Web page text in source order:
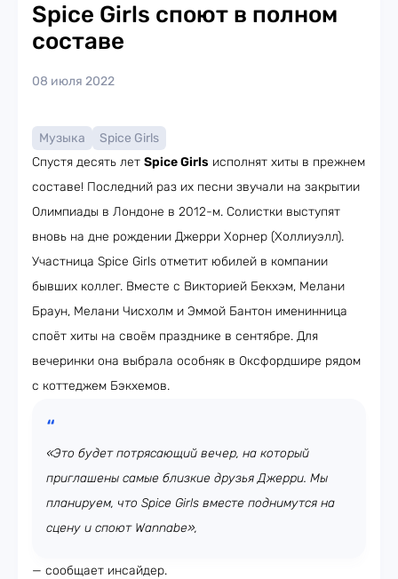
Spice Girls споют в полном
составе
08 июля 2022
Музыка
Spice Girls
Спустя десять лет Spice Girls исполнят хиты в прежнем
составе! Последний раз их песни звучали на закрытии
Олимпиады в Лондоне в 2012-м. Солистки выступят
вновь на дне рождении Джерри Хорнер (Холлиуэлл).
Участница Spice Girls отметит юбилей в компании
бывших коллег. Вместе с Викторией Бекхэм, Мелани
Браун, Мелани Чисхолм и Эммой Бантон именинница
споёт хиты на своём празднике в сентябре. Для
вечеринки она выбрала особняк в Оксфордшире рядом
с коттеджем Бэкхемов.
«Это будет потрясающий вечер, на который
приглашены самые близкие друзья Джерри. Мы
планируем, что Spice Girls вместе поднимутся на
сцену и споют Wannabe»,
— сообщает инсайдер.